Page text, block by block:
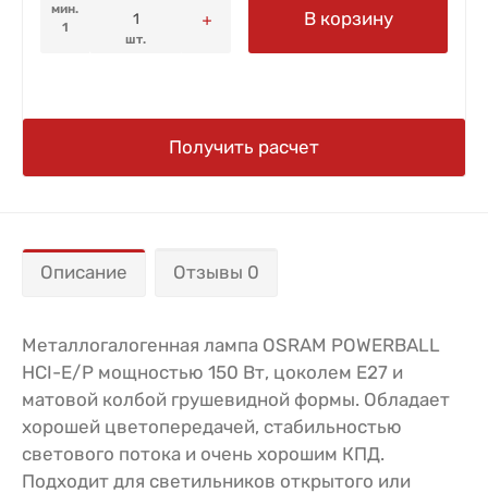
мин.
1
шт.
В корзину
Получить расчет
Описание Отзывы 0
Металлогалогенная лампа OSRAM POWERBALL
HCI-E/P мощностью 150 Вт, цоколем Е27 и
матовой колбой грушевидной формы. Обладает
хорошей цветопередачей, стабильностью
светового потока и очень хорошим КПД.
Подходит для светильников открытого или